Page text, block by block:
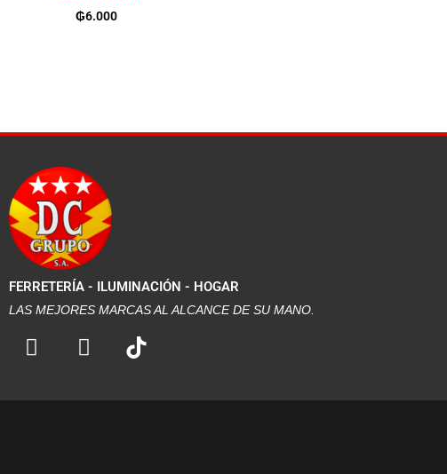
₲6.000
FERRETERÍA - ILUMINACIÓN - HOGAR
LAS MEJORES MARCAS AL ALCANCE DE SU MANO.
F
a
e
I
n
t